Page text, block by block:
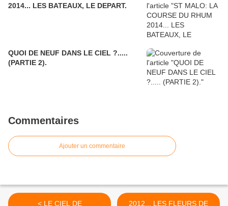
2014... LES BATEAUX, LE DEPART.
QUOI DE NEUF DANS LE CIEL ?.....
(PARTIE 2).
Commentaires
Ajouter un commentaire
< LE CIEL DE
2012... LES FLEURS DE